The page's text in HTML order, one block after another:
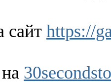
сайт https://